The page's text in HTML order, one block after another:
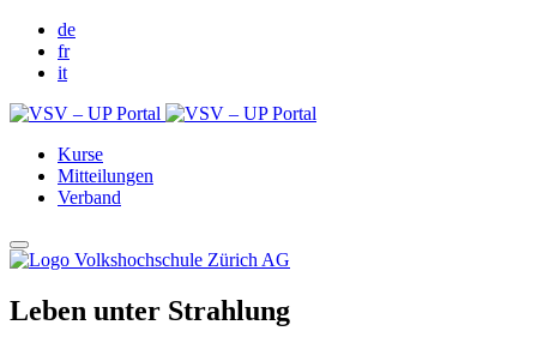
de
fr
it
Kurse
Mitteilungen
Verband
Leben unter Strahlung